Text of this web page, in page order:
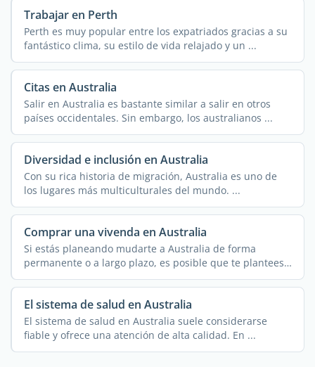
Trabajar en Perth
Perth es muy popular entre los expatriados gracias a su
fantástico clima, su estilo de vida relajado y un ...
Citas en Australia
Salir en Australia es bastante similar a salir en otros
países occidentales. Sin embargo, los australianos ...
Diversidad e inclusión en Australia
Con su rica historia de migración, Australia es uno de
los lugares más multiculturales del mundo. ...
Comprar una vivenda en Australia
Si estás planeando mudarte a Australia de forma
permanente o a largo plazo, es posible que te plantees
...
El sistema de salud en Australia
El sistema de salud en Australia suele considerarse
fiable y ofrece una atención de alta calidad. En ...